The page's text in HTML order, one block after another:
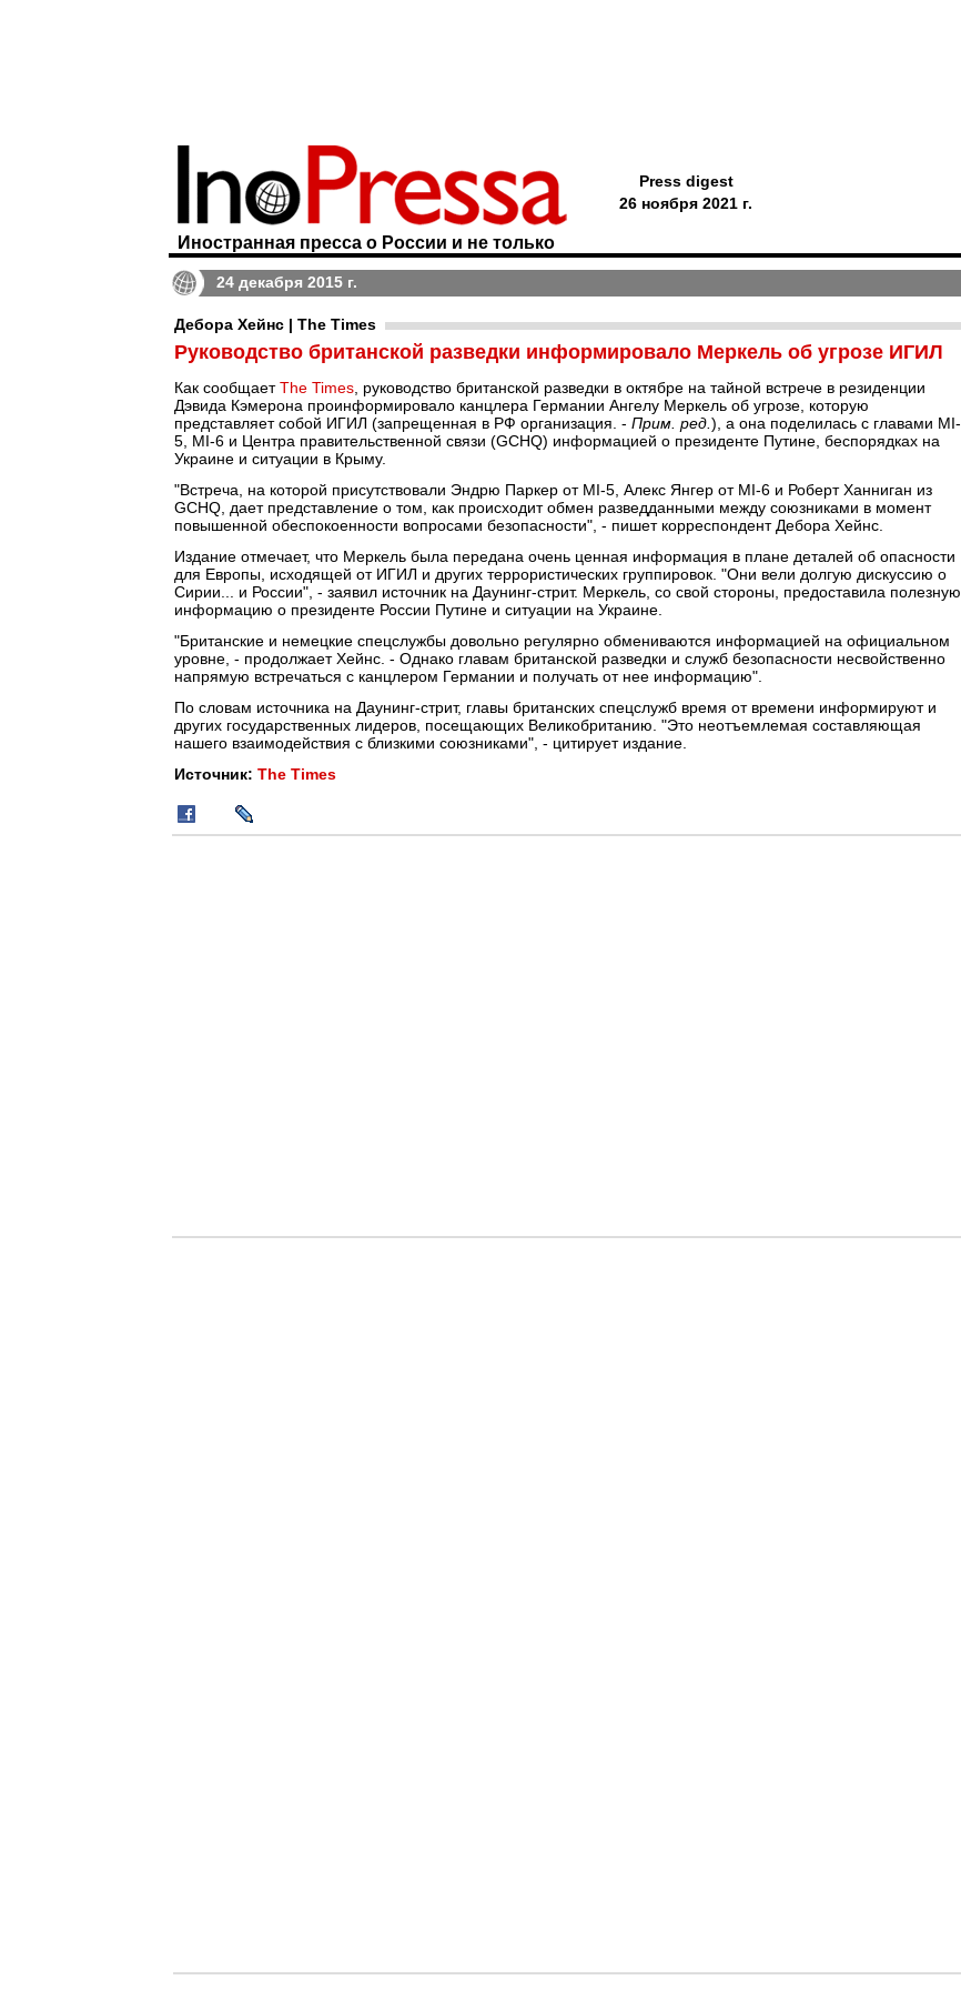
Иностранная пресса о России и не только
Press digest
26 ноября 2021 г.
24 декабря 2015 г.
Дебора Хейнс | The Times
Руководство британской разведки информировало Меркель об угрозе ИГИЛ
Как сообщаетThe Times , руководство британской разведки в октябре на тайной встрече в резиденции
Дэвида Кэмерона проинформировало канцлера Германии Ангелу Меркель об угрозе, которую
представляет собой ИГИЛ (запрещенная в РФ организация. - Прим. ред. ), а она поделилась с главами MI-
5, MI-6 и Центра правительственной связи (GCHQ) информацией о президенте Путине, беспорядках на
Украине и ситуации в Крыму.
"Встреча, на которой присутствовали Эндрю Паркер от MI-5, Алекс Янгер от MI-6 и Роберт Ханниган из
GCHQ, дает представление о том, как происходит обмен разведданными между союзниками в момент
повышенной обеспокоенности вопросами безопасности", - пишет корреспондент Дебора Хейнс.
Издание отмечает, что Меркель была передана очень ценная информация в плане деталей об опасности
для Европы, исходящей от ИГИЛ и других террористических группировок. "Они вели долгую дискуссию о
Сирии... и России", - заявил источник на Даунинг-стрит. Меркель, со свой стороны, предоставила полезную
информацию о президенте России Путине и ситуации на Украине.
"Британские и немецкие спецслужбы довольно регулярно обмениваются информацией на официальном
уровне, - продолжает Хейнс. - Однако главам британской разведки и служб безопасности несвойственно
напрямую встречаться с канцлером Германии и получать от нее информацию".
По словам источника на Даунинг-стрит, главы британских спецслужб время от времени информируют и
других государственных лидеров, посещающих Великобританию. "Это неотъемлемая составляющая
нашего взаимодействия с близкими союзниками", - цитирует издание.
Источник: The Times